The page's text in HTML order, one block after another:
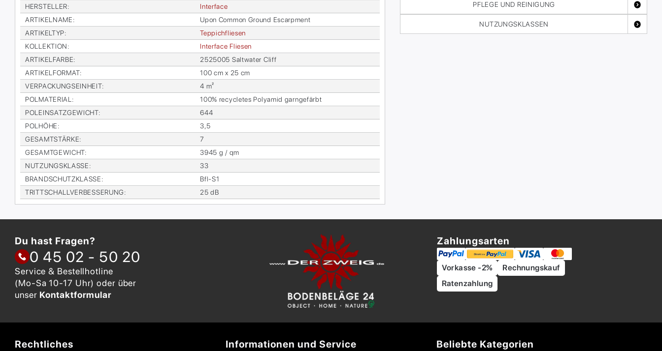
HER­STEL­LER:
In­ter­face
AR­TI­KEL­NA­ME:
Upon Com­mon Ground Es­carp­ment
AR­TI­KEL­TYP:
Tep­pich­flie­sen
KOL­LEK­TI­ON:
In­ter­face Flie­sen
AR­TI­KEL­FAR­BE:
2525005 Salt­wa­ter Cliff
AR­TI­KEL­FOR­MAT:
100 cm x 25 cm
VER­PA­CKUNGS­EIN­HEIT:
4 m²
POL­MA­TE­RI­AL:
100% re­cy­cle­tes Po­ly­amid garn­ge­färbt
POL­EIN­SATZ­GE­WICHT:
644
POL­HÖ­HE:
3,5
GE­SAMT­STÄR­KE:
7
GE­SAMT­GE­WICHT:
3945 g / qm
NUT­ZUNGS­KLAS­SE:
33
BRAND­SCHUTZ­KLAS­SE:
Bfl-S1
TRITT­SCHALL­VER­BES­SE­RUNG: 25 dB
PFLEGE UND REINIGUNG
NUTZUNGSKLASSEN
Du hast Fragen?
0 45 02 - 50 20
Service & Bestellhotline
(Mo-Sa 10-17 Uhr) oder über
unser Kontaktformular
Zahlungsarten
Vorkasse -2%
Rechnungskauf
Ratenzahlung
Rechtliches Informationen und Service Beliebte Kategorien